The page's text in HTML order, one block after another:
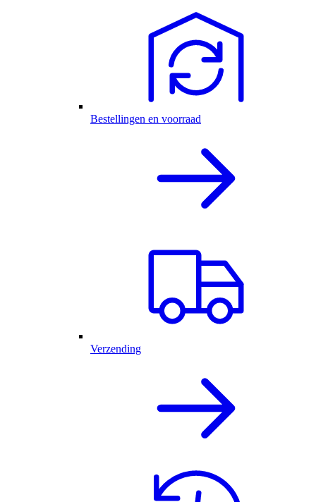
Bestellingen en voorraad
Verzending